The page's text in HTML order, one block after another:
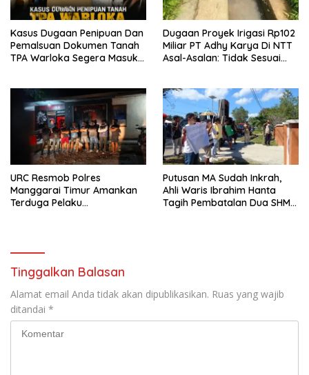
Kasus Dugaan Penipuan Dan
Pemalsuan Dokumen Tanah
TPA Warloka Segera Masuk
Manggarai Barat Memasuki
Fase Krusial
Dugaan Proyek Irigasi Rp102
Miliar PT Adhy Karya Di NTT
Asal-Asalan: Tidak Sesuai
URC Resmob Polres
Manggarai Timur Amankan
Terduga Pelaku
Putusan MA Sudah Inkrah,
Ahli Waris Ibrahim Hanta
Tagih Pembatalan Dua SHM
Tinggalkan Balasan
Alamat email Anda tidak akan dipublikasikan. Ruas yang wajib
ditandai *